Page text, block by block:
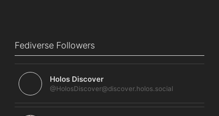
Fediverse Followers
Holos Discover
@HolosDiscover@discover.holos.social